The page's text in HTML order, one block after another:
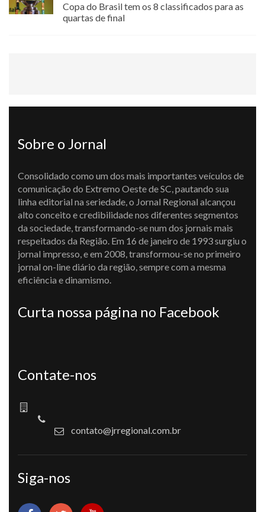
Copa do Brasil tem os 8 classificados para as
quartas de final
Sobre o Jornal
Consolidado como um dos mais importantes veículos de
comunicação do Extremo Oeste de SC, pautando sua
linha editorial na seriedade, o Jornal Regional alcançou
alto conceito e credibilidade nos diferentes segmentos
da sociedade, transformando-se num dos jornais mais
respeitados da Região. Em 16 de janeiro de 1993 surgiu o
jornal impresso, e em 2008, transformou-se no primeiro
jornal on-line diário da região, sempre com a mesma
eficiência e dinamismo.
Curta nossa página no Facebook
Contate-nos
contato@jrregional.com.br
Siga-nos